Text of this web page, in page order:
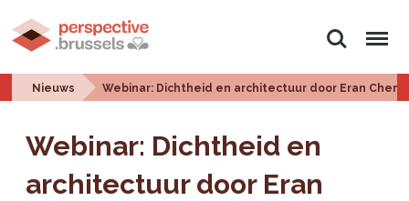
Zoeken Menu
Nieuws Webinar: Dichtheid en architectuur door Eran Chen
Webinar: Dichtheid en
architectuur door Eran